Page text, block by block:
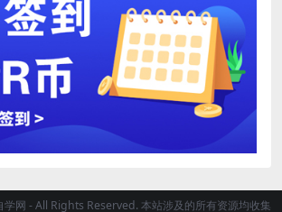
网 - All Rights Reserved. 本站涉及的所有资源均收集